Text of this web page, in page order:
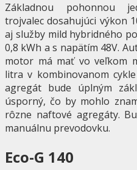
Základnou pohonnou
trojvalec dosahujúci výkon
aj služby mild hybridného
0,8 kWh a s napätím 48V.
motor má mať vo veľkom
litra v kombinovanom
agregát bude úplným
úsporný, čo by mohlo
rôzne naftové agregáty.
manuálnu prevodovku.
Eco-G 140